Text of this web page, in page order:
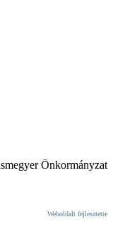
Önkormányzat
Weboldalt fejlesztette